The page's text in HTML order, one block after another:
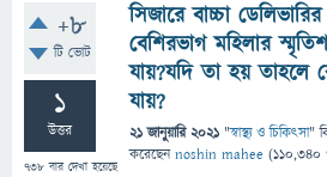
+8
টি ভোট
1
উত্তর
738 বার দেখা হয়েছে
সিজারে বাচ্চা
বেশিরভাগ মহিলার
যায়?যদি তা হয় তাহলে
যায়?
21 জানুয়ারি 2021 "স্বাস্থ্য ও চিকিৎসা"
করেছেনnoshin mahee (110,340